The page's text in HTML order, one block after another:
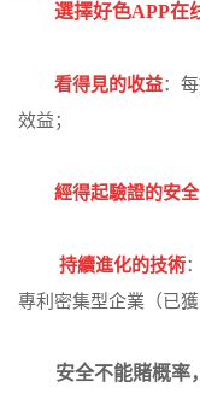
選擇好色APP在
看得見的收益：
效益；
經得起驗證的安全
持續進化的技術
專利密集型企業（已獲
安全不能賭概率